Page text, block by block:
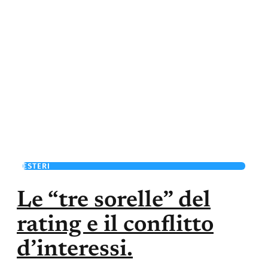
ESTERI
Le “tre sorelle” del
rating e il conflitto
d’interessi.